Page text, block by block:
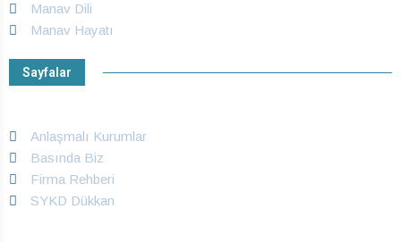
Manav Dili
Manav Hayatı
Sayfalar
Anlaşmalı Kurumlar
Basında Biz
Firma Rehberi
SYKD Dükkan